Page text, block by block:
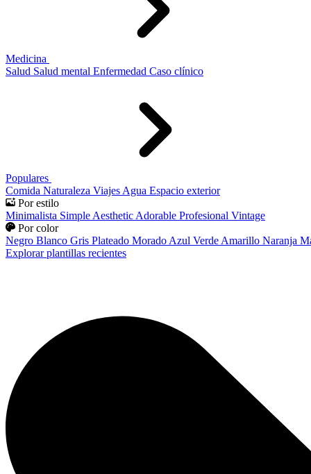
Medicina
Salud Salud mental Enfermedad Caso clínico
Populares
Comida Naturaleza Viajes Agua Espacio exterior
Por estilo
Minimalista Simple Aesthetic Adorable Profesional Vintage
Por color
Negro Blanco Gris Plateado Morado Azul Verde Amarillo Naranja
Explorar plantillas recientes